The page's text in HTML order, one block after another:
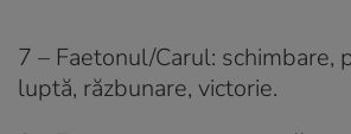
7 – Faetonul/Carul: schimbare,
luptă, răzbunare, victorie.